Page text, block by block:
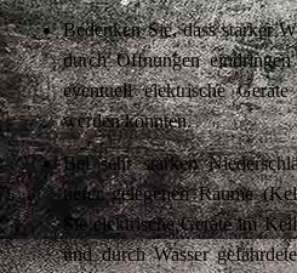
Bedenken Sie, dass starker
durch Öffnungen
eventuell elektrische
werden könnten.
Bei sehr starken
tiefer gelegenen Räume
Sie elektrische Geräte im
und durch Wasser